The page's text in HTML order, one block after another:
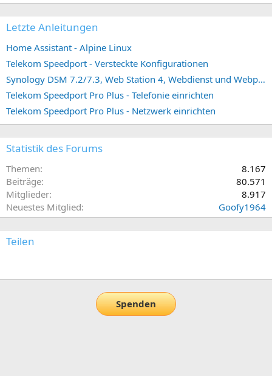
Letzte Anleitungen
Home Assistant - Alpine Linux
Telekom Speedport - Versteckte Konfigurationen
Synology DSM 7.2/7.3, Web Station 4, Webdienst und Webportal erstellen (ehemals vHost)
Telekom Speedport Pro Plus - Telefonie einrichten
Telekom Speedport Pro Plus - Netzwerk einrichten
Statistik des Forums
Themen
8.167
Beiträge
80.571
Mitglieder
8.917
Neuestes Mitglied
Goofy1964
Teilen
Spenden